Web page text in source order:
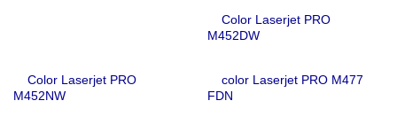
Color Laserjet PRO
M452DW
Color Laserjet PRO
M452NW
color Laserjet PRO M477
FDN